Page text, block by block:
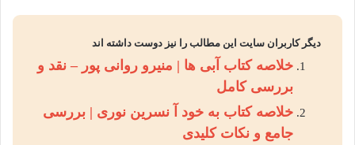
دیگر کاربران سایت این مطالب را نیز دوست داشته اند
خلاصه کتاب آبی ها | منیرو روانی پور – نقد و
بررسی کامل
خلاصه کتاب به خود آ نسرین نوری | بررسی
جامع و نکات کلیدی